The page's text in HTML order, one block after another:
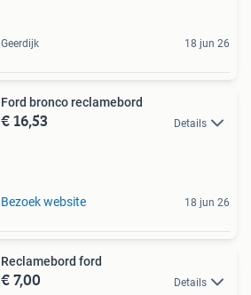
Geerdijk 18 jun 26
Ford bronco reclamebord
€ 16,53 Details
Bezoek website 18 jun 26
Reclamebord ford
€ 7,00 Details